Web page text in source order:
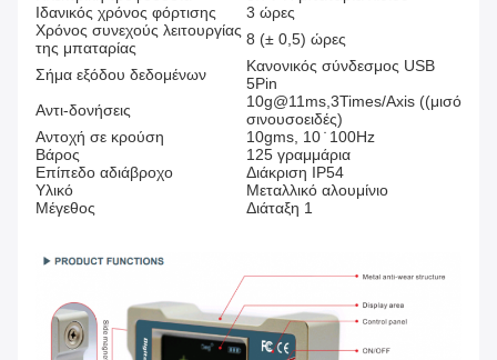
Ιδανικός χρόνος φόρτισης
3 ώρες
Χρόνος συνεχούς λειτουργίας
της μπαταρίας
8 (± 0,5) ώρες
Σήμα εξόδου δεδομένων
Κανονικός σύνδεσμος USB
5Pin
Αντι-δονήσεις
10g@11ms,3Times/Axis ((μισό
σινουσοειδές)
Αντοχή σε κρούση
10gms, 10 ̇ 100Hz
Βάρος
125 γραμμάρια
Επίπεδο αδιάβροχο
Διάκριση IP54
Υλικό
Μεταλλικό αλουμίνιο
Μέγεθος
Διάταξη 1